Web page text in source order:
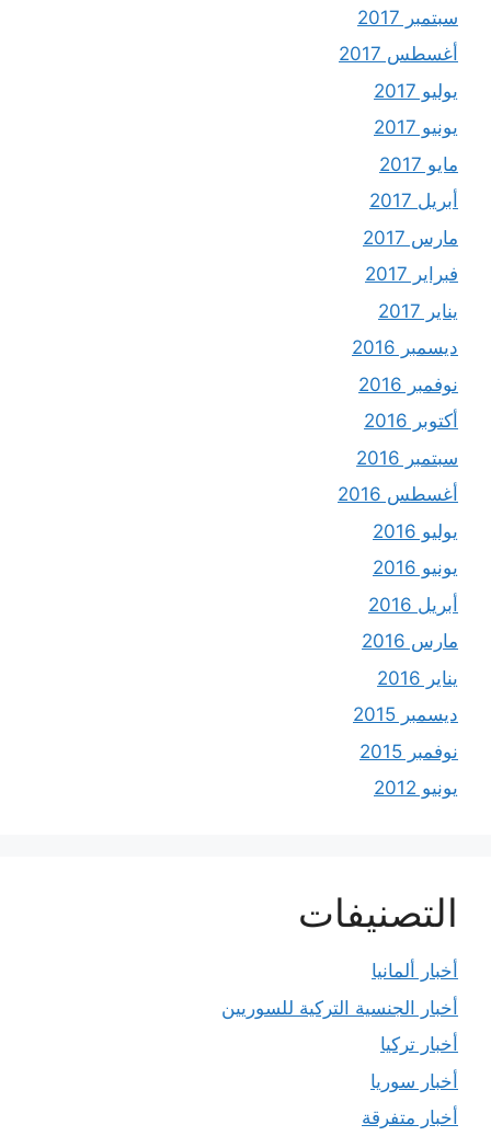
سبتمبر 2017
أغسطس 2017
يوليو 2017
يونيو 2017
مايو 2017
أبريل 2017
مارس 2017
فبراير 2017
يناير 2017
ديسمبر 2016
نوفمبر 2016
أكتوبر 2016
سبتمبر 2016
أغسطس 2016
يوليو 2016
يونيو 2016
أبريل 2016
مارس 2016
يناير 2016
ديسمبر 2015
نوفمبر 2015
يونيو 2012
التصنيفات
أخبار ألمانيا
أخبار الجنسية التركية للسوريين
أخبار تركيا
أخبار سوريا
أخبار متفرقة